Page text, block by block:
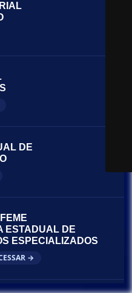
DE
FEME
ESTADUAL DE
ESPECIALIZADOS
→